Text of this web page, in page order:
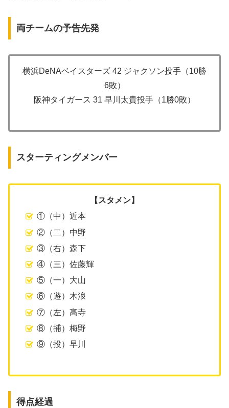
両チームの予告先発
横浜DeNAベイスターズ 42 ジャクソン投手（10勝
6敗）
阪神タイガース 31 早川太貴投手（1勝0敗）
スターティングメンバー
【スタメン】
①（中）近本
②（二）中野
③（右）森下
④（三）佐藤輝
⑤（一）大山
⑥（遊）木浪
⑦（左）髙寺
⑧（捕）梅野
⑨（投）早川
得点経過